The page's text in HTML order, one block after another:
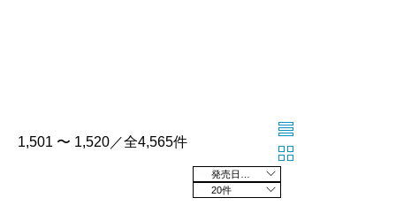
1,501 〜 1,520／全4,565件
20件